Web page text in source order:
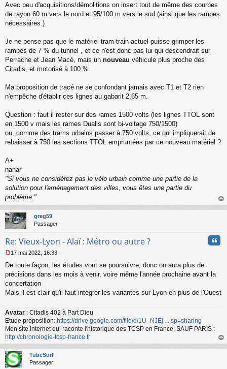
o
n
l
u
Avec peu d'acquisitions/démolitions on insert tout de même des courbes
de rayon 60 m vers le nord et 95/100 m vers le sud (ainsi que les rampes
nécessaires.)
Je ne pense pas que le matériel tram-train actuel puisse grimper les
rampes de 7 % du tunnel , et ce n'est donc pas lui qui descendrait sur
Perrache et Jean Macé, mais un nouveau véhicule plus proche des
Citadis, et motorisé à 100 %.
Ma proposition de tracé ne se confondant jamais avec T1 et T2 rien
n'empêche d'établir ces lignes au gabarit 2,65 m.
Question : faut il rester sur des rames 1500 volts (les lignes TTOL sont
en 1500 v mais les rames Dualis sont bi-voltage 750/1500)
ou, comme des trams urbains passer à 750 volts, ce qui impliquerait de
rebaisser à 750 les sections TTOL empruntées par ce nouveau matériel ?
A+
nanar
"Si vous ne considérez pas le vélo urbain comme une partie de la
solution pour l'aménagement des villes, vous êtes une partie du
problème."
au
greg59
Passager
Re: Vieux-Lyon - Alaï : Métro ou autre ?
e
s
s
g
n
o
n
l
u
17 mai 2022, 16:33
De toute façon, les études vont se poursuivre, donc on aura plus de
précisions dans les mois à venir, voire même l'année prochaine avant la
concertation
Mais il est clair qu'il faut intégrer les variantes sur Lyon en plus de l'Ouest
Avatar : Citadis 402 à Part Dieu
Etude proposition: https://drive.google.com/file/d/1U_NJEj ... sp=sharing
Mon site internet qui raconte l'historique des TCSP en France, SAUF PARIS :
http://chronologie-tcsp-france.fr
au
TubeSurf
Passager